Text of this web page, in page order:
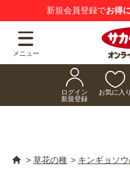
新規会員登録でお得
メニュー
ログイン
新規登録
お気に入り
> 草花の種 > キンギョソウ